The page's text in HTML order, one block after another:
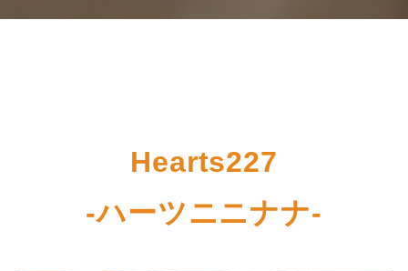
Hearts227
-ハーツニニナナ-